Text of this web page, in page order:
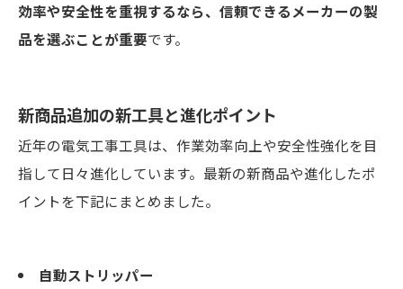
効率や安全性を重視するなら、信頼できるメーカーの製
品を選ぶことが重要です。
新商品追加の新工具と進化ポイント
近年の電気工事工具は、作業効率向上や安全性強化を目
指して日々進化しています。最新の新商品や進化したポ
イントを下記にまとめました。
自動ストリッパー